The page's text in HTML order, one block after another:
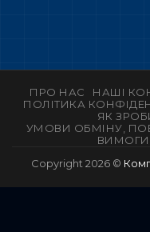
ПРО НАС НАШІ
ПОЛІТИКА
ЯК
УМОВИ ОБМІНУ,
ВИМОГИ
Copyright 2026 ©